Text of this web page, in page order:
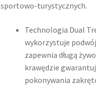
sportowo-turystycznych.​
Technologia Dual
wykorzystuje
zapewnia długą
krawędzie
pokonywania